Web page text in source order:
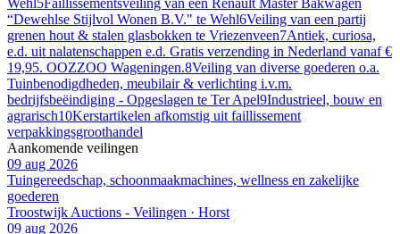
“Dewehlse Stijlvol Wonen B.V." te Wehl6Veiling van een partij
grenen hout & stalen glasbokken te Vriezenveen7Antiek, curiosa,
e.d. uit nalatenschappen e.d. Gratis verzending in Nederland vanaf €
19,95. OOZZOO Wageningen.8Veiling van diverse goederen o.a.
Tuinbenodigdheden, meubilair & verlichting i.v.m.
bedrijfsbeëindiging - Opgeslagen te Ter Apel9Industrieel, bouw en
agrarisch10Kerstartikelen afkomstig uit faillissement
verpakkingsgroothandel
Aankomende veilingen
09 aug 2026
Tuingereedschap, schoonmaakmachines, wellness en zakelijke
goederen
Troostwijk Auctions - Veilingen · Horst
09 aug 2026